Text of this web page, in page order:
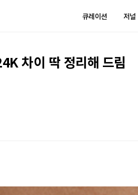
큐레이션 저널
차이 딱 정리해 드림